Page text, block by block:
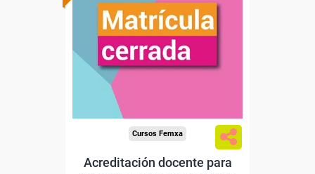
Cursos Femxa
Acreditación docente para